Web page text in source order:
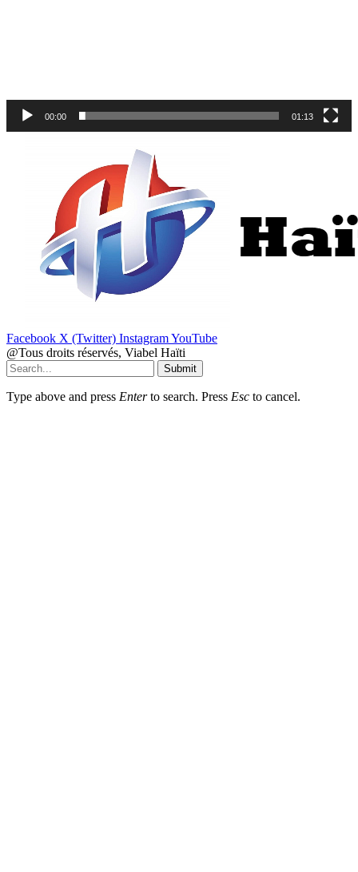
00:00 01:13
Facebook X (Twitter) InstagramYouTube
@Tous droits réservés, Viabel Haïti
Submit
Type above and press Enterto search. Press Esc to cancel.